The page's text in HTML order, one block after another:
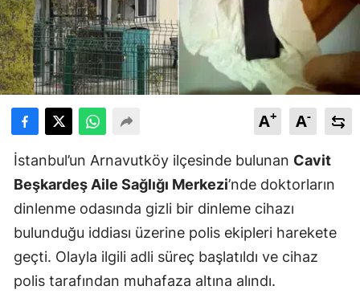
A+ A-
İstanbul’un Arnavutköy ilçesinde bulunan Cavit
Beşkardeş Aile Sağlığı Merkezi’nde doktorların
dinlenme odasında gizli bir dinleme cihazı
bulunduğu iddiası üzerine polis ekipleri harekete
geçti. Olayla ilgili adli süreç başlatıldı ve cihaz
polis tarafından muhafaza altına alındı.